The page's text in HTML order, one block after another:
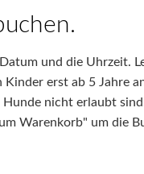
und die Uhrzeit.
erst ab 5 Jahre
Hunde nicht erlaubt
Warenkorb" um die